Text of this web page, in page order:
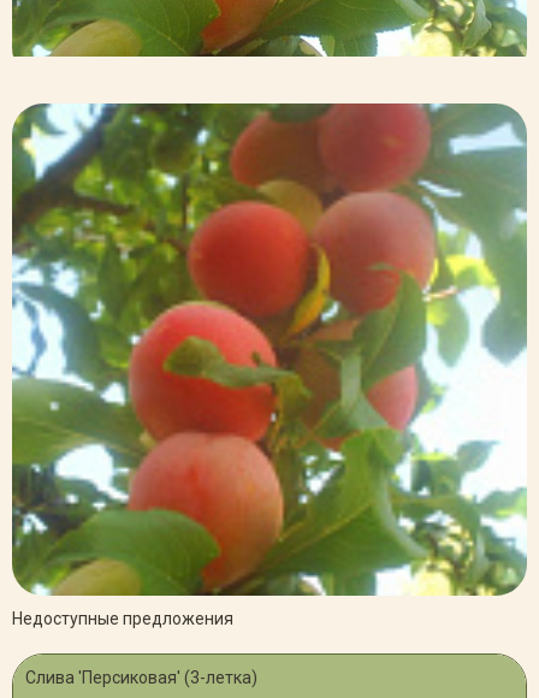
Недоступные предложения
Слива 'Персиковая' (3-летка)